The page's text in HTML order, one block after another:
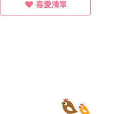
喜愛清單